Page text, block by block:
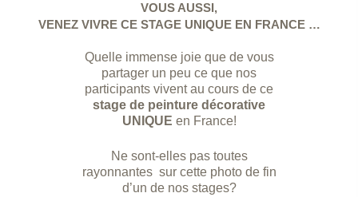
VOUS AUSSI,
VENEZ VIVRE CE STAGE UNIQUE EN FRANCE …
Quelle immense joie que de vous
partager un peu ce que nos
participants vivent au cours de ce
stage de peinture décorative
UNIQUE en France!
Ne sont-elles pas toutes
rayonnantes sur cette photo de fin
d’un de nos stages?